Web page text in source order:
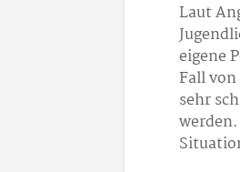
Laut
eigene
Fall
sehr